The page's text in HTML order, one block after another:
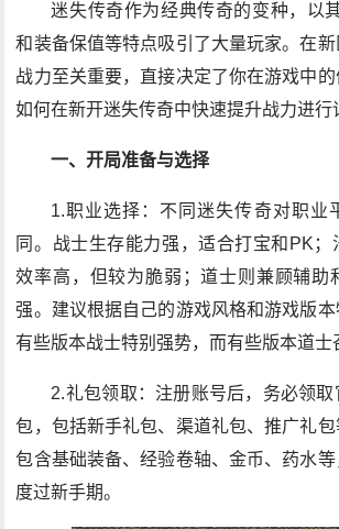
迷失传奇作为经典传奇的变种，以
和装备保值等特点吸引了大量玩家。在
战力至关重要，直接决定了你在游戏中
如何在新开迷失传奇中快速提升战力进行
一、开局准备与选择
1.职业选择：不同迷失传奇对职业
同。战士生存能力强，适合打宝和PK；
效率高，但较为脆弱；道士则兼顾辅助
强。建议根据自己的游戏风格和游戏版本
有些版本战士特别强势，而有些版本道士
2.礼包领取：注册账号后，务必领
包，包括新手礼包、渠道礼包、推广礼
包含基础装备、经验卷轴、金币、药水
度过新手期。